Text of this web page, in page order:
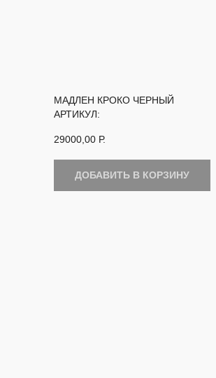
МАДЛЕН КРОКО ЧЕРНЫЙ
АРТИКУЛ:
29000,00 Р.
ДОБАВИТЬ В КОРЗИНУ